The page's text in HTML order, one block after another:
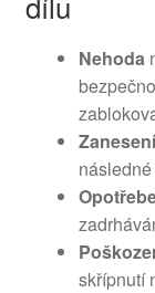
Nehoda
skřípnutí